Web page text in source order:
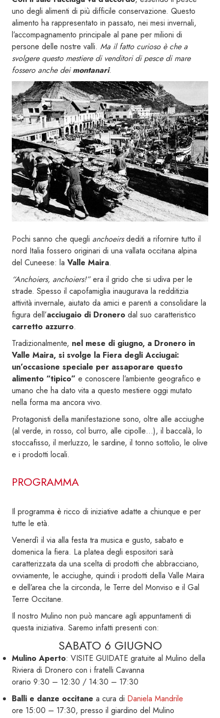
uno degli alimenti di più difficile conservazione. Questo
alimento ha rappresentato in passato, nei mesi invernali,
l’accompagnamento principale al pane per milioni di
persone delle nostre valli. Ma il fatto curioso è che a
svolgere questo mestiere di venditori di pesce di mare
fossero anche deimontanari.
Pochi sanno che quegli anchoeirsdediti a rifornire tutto il
nord Italia fossero originari di una vallata occitana alpina
del Cuneese: la Valle Maira.
“Anchoiers, anchoiers!”era il grido che si udiva per le
strade. Spesso il capofamiglia inaugurava la redditizia
attività invernale, aiutato da amici e parenti a consolidare la
figura dell’acciugaio di Dronero dal suo caratteristico
carretto azzurro.
Tradizionalmente, nel mese di giugno, a Dronero in
Valle Maira, si svolge la Fiera degli Acciugai:
un’occasione speciale per assaporare questo
alimento “tipico” e conoscere l’ambiente geografico e
umano che ha dato vita a questo mestiere oggi mutato
nella forma ma ancora vivo.
Protagonisti della manifestazione sono, oltre alle acciughe
(al verde, in rosso, col burro, alle cipolle…), il baccalà, lo
stoccafisso, il merluzzo, le sardine, il tonno sottolio, le olive
e i prodotti locali.
PROGRAMMA
Il programma è ricco di iniziative adatte a chiunque e per
tutte le età.
Venerdì il via alla festa tra musica e gusto, sabato e
domenica la fiera. La platea degli espositori sarà
caratterizzata da una scelta di prodotti che abbracciano,
ovviamente, le acciughe, quindi i prodotti della Valle Maira
e dell’area che la circonda, le Terre del Monviso e il Gal
Terre Occitane.
Il nostro Mulino non può mancare agli appuntamenti di
questa iniziativa. Saremo infatti presenti con:
SABATO 6 GIUGNO
Mulino Aperto: VISITE GUIDATE gratuite al Mulino della
Riviera di Dronero con i fratelli Cavanna
orario 9:30 – 12:30 / 14:30 – 17:30
Balli e danze occitane a cura di Daniela Mandrile
ore 15:00 – 17:30, presso il giardino del Mulino